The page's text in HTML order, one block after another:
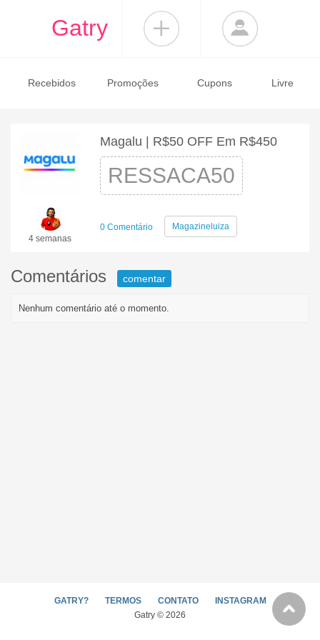
Gatry
Recebidos Promoções Cupons Livre
4 semanas
Magalu | R$50 OFF Em R$450
RESSACA50
0 Comentário Magazineluiza
Comentários comentar
Nenhum comentário até o momento.
GATRY? TERMOS CONTATO
INSTAGRAM
Gatry © 2026